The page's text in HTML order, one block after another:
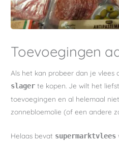
Toevoegingen
Als het kan probeer dan je vlees
slager te kopen. Je wilt het
toevoegingen en al helemaal
zonnebloemolie (of een andere
Helaas bevat supermarktvlees